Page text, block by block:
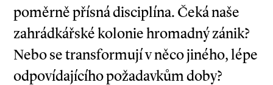
poměrně přísná disciplína. Čeká naše
zahrádkářské kolonie hromadný zánik?
Nebo se transformují v něco jiného, lépe
odpovídajícího požadavkům doby?